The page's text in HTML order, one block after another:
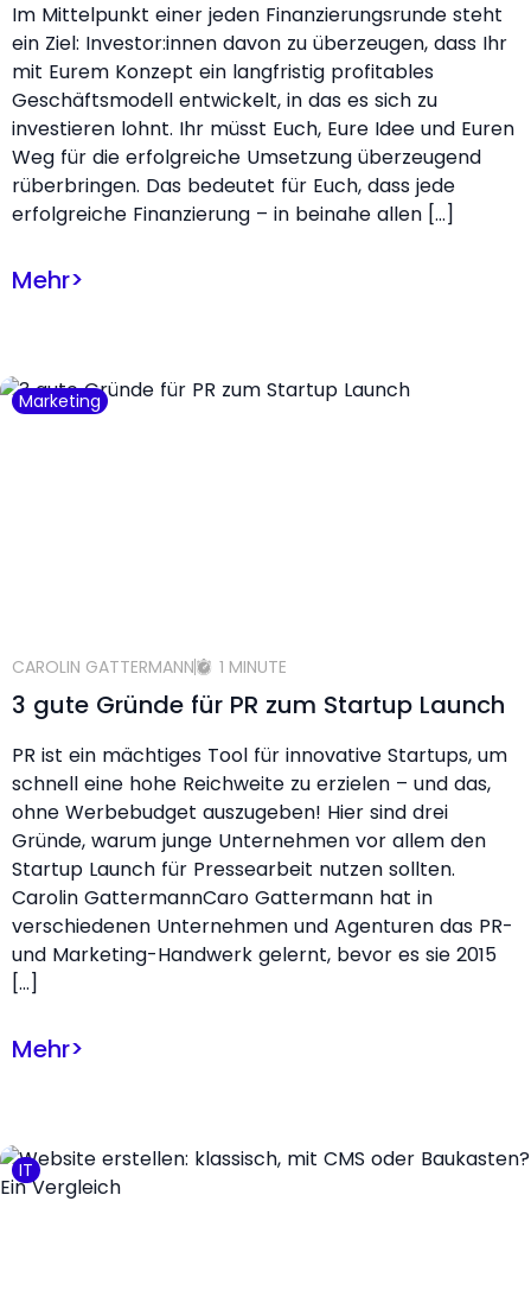
Im Mittelpunkt einer jeden Finanzierungsrunde steht
ein Ziel: Investor:innen davon zu überzeugen, dass Ihr
mit Eurem Konzept ein langfristig profitables
Geschäftsmodell entwickelt, in das es sich zu
investieren lohnt. Ihr müsst Euch, Eure Idee und Euren
Weg für die erfolgreiche Umsetzung überzeugend
rüberbringen. Das bedeutet für Euch, dass jede
erfolgreiche Finanzierung – in beinahe allen […]
Mehr>
Marketing
CAROLIN GATTERMANN 1 MINUTE
3 gute Gründe für PR zum Startup Launch
PR ist ein mächtiges Tool für innovative Startups, um
schnell eine hohe Reichweite zu erzielen – und das,
ohne Werbebudget auszugeben! Hier sind drei
Gründe, warum junge Unternehmen vor allem den
Startup Launch für Pressearbeit nutzen sollten.
Carolin GattermannCaro Gattermann hat in
verschiedenen Unternehmen und Agenturen das PR-
und Marketing-Handwerk gelernt, bevor es sie 2015
[…]
Mehr>
IT